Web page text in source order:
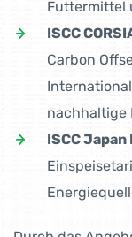
Futtermittel
ISCC
Carbon
nachhaltige
ISCC Japan